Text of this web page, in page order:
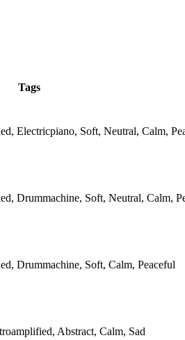
Tags
Electricpiano, Soft, Neutral, Calm,
Drummachine, Soft, Neutral, Calm,
Drummachine, Soft, Calm, Peaceful
Abstract, Calm, Sad